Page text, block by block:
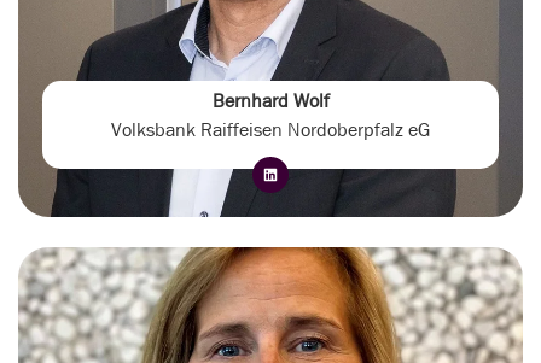
Bernhard Wolf
Volksbank Raiffeisen Nordoberpfalz eG